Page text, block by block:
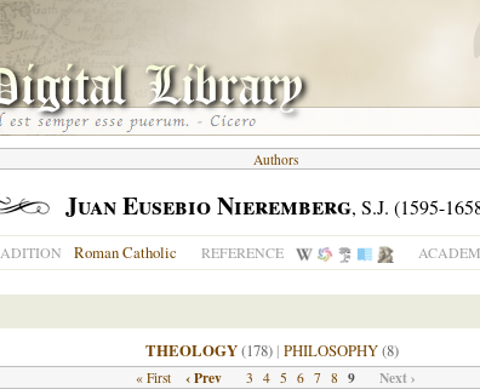
Authors
Juan Eusebio Nieremberg, S.J. (1595-
Roman Catholic REFERENCE
THEOLOGY(178) | PHILOSOPHY(8)
« First ‹ Prev 3 4 5 6 7 8 9 Next ›